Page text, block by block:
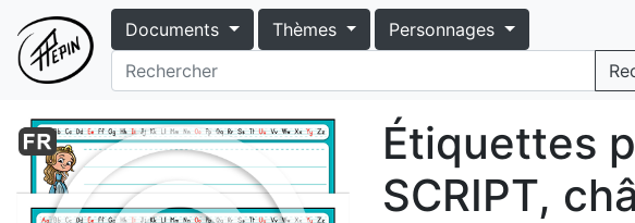
Documents Thèmes
Personnages
Étiquettes
SCRIPT,